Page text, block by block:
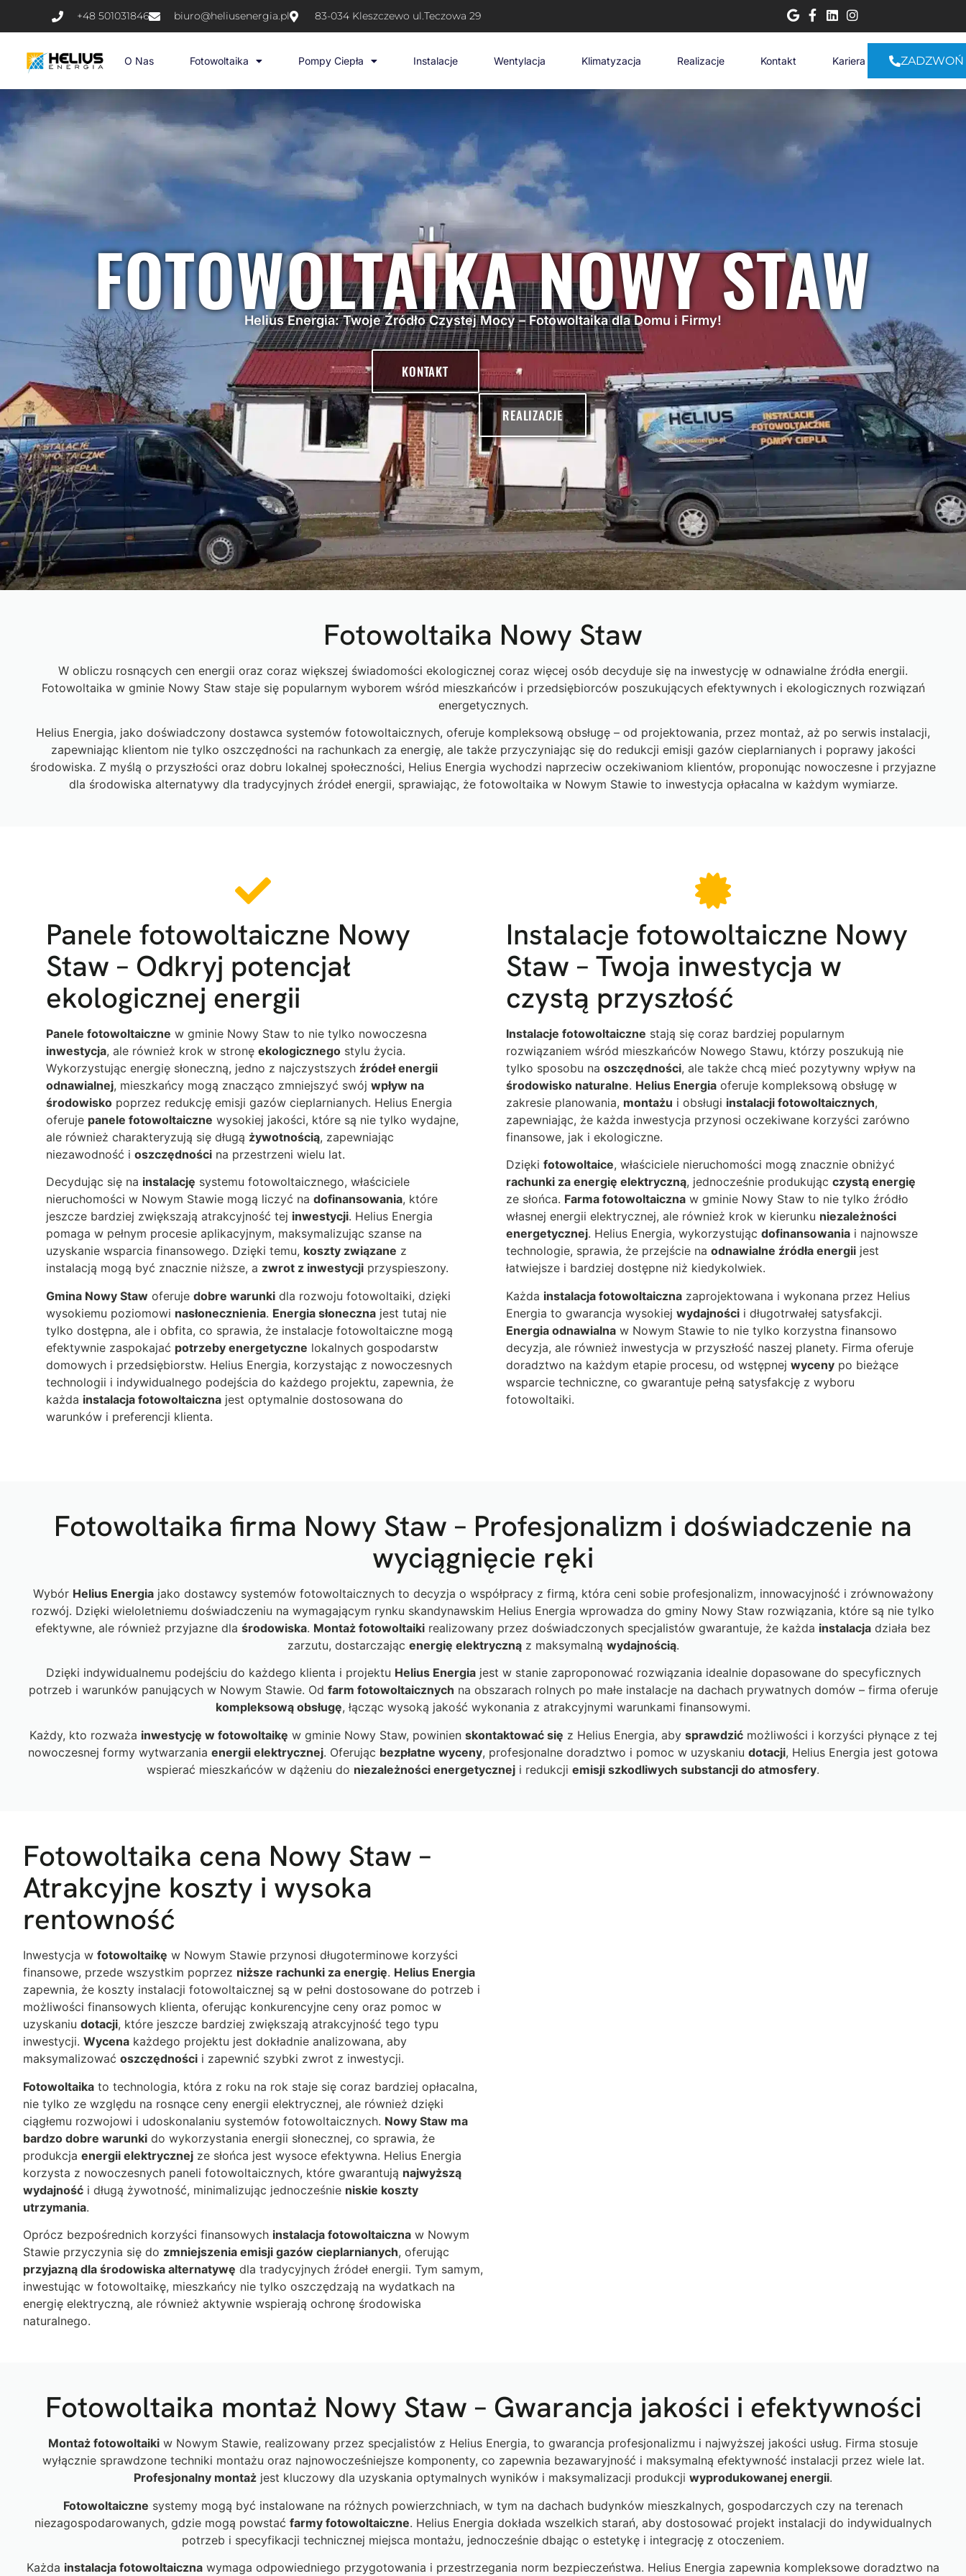
+48 501031846 biuro@heliusenergia.pl 83-034 Kleszczewo ul.Teczowa 29
O Nas Fotowoltaika Pompy Ciepła Instalacje Wentylacja Klimatyzacja Realizacje Kontakt Kariera ZADZWOŃ
FOTOWOLTAIKA NOWY STAW
Helius Energia: Twoje Źródło Czystej Mocy – Fotowoltaika dla Domu i Firmy!
KONTAKT
REALIZACJE
Fotowoltaika Nowy Staw
W obliczu rosnących cen energii oraz coraz większej świadomości ekologicznej coraz więcej osób decyduje się na inwestycję w odnawialne źródła energii.
Fotowoltaika w gminie Nowy Staw staje się popularnym wyborem wśród mieszkańców i przedsiębiorców poszukujących efektywnych i ekologicznych rozwiązań
energetycznych.
Helius Energia, jako doświadczony dostawca systemów fotowoltaicznych, oferuje kompleksową obsługę – od projektowania, przez montaż, aż po serwis instalacji,
zapewniając klientom nie tylko oszczędności na rachunkach za energię, ale także przyczyniając się do redukcji emisji gazów cieplarnianych i poprawy jakości
środowiska. Z myślą o przyszłości oraz dobru lokalnej społeczności, Helius Energia wychodzi naprzeciw oczekiwaniom klientów, proponując nowoczesne i przyjazne
dla środowiska alternatywy dla tradycyjnych źródeł energii, sprawiając, że fotowoltaika w Nowym Stawie to inwestycja opłacalna w każdym wymiarze.
Panele fotowoltaiczne Nowy
Staw – Odkryj potencjał
ekologicznej energii
Panele fotowoltaiczne w gminie Nowy Staw to nie tylko nowoczesna
inwestycja, ale również krok w stronę ekologicznego stylu życia.
Wykorzystując energię słoneczną, jedno z najczystszych źródeł energii
odnawialnej, mieszkańcy mogą znacząco zmniejszyć swój wpływ na
środowisko poprzez redukcję emisji gazów cieplarnianych. Helius Energia
oferuje panele fotowoltaiczne wysokiej jakości, które są nie tylko wydajne,
ale również charakteryzują się długą żywotnością, zapewniając
niezawodność i oszczędności na przestrzeni wielu lat.
Decydując się na instalację systemu fotowoltaicznego, właściciele
nieruchomości w Nowym Stawie mogą liczyć na dofinansowania, które
jeszcze bardziej zwiększają atrakcyjność tej inwestycji. Helius Energia
pomaga w pełnym procesie aplikacyjnym, maksymalizując szanse na
uzyskanie wsparcia finansowego. Dzięki temu, koszty związane z
instalacją mogą być znacznie niższe, a zwrot z inwestycji przyspieszony.
Gmina Nowy Staw oferuje dobre warunki dla rozwoju fotowoltaiki, dzięki
wysokiemu poziomowi nasłonecznienia. Energia słoneczna jest tutaj nie
tylko dostępna, ale i obfita, co sprawia, że instalacje fotowoltaiczne mogą
efektywnie zaspokajać potrzeby energetyczne lokalnych gospodarstw
domowych i przedsiębiorstw. Helius Energia, korzystając z nowoczesnych
technologii i indywidualnego podejścia do każdego projektu, zapewnia, że
każda instalacja fotowoltaiczna jest optymalnie dostosowana do
warunków i preferencji klienta.
Instalacje fotowoltaiczne Nowy
Staw – Twoja inwestycja w
czystą przyszłość
Instalacje fotowoltaiczne stają się coraz bardziej popularnym
rozwiązaniem wśród mieszkańców Nowego Stawu, którzy poszukują nie
tylko sposobu na oszczędności, ale także chcą mieć pozytywny wpływ na
środowisko naturalne. Helius Energia oferuje kompleksową obsługę w
zakresie planowania, montażu i obsługi instalacji fotowoltaicznych,
zapewniając, że każda inwestycja przynosi oczekiwane korzyści zarówno
finansowe, jak i ekologiczne.
Dzięki fotowoltaice, właściciele nieruchomości mogą znacznie obniżyć
rachunki za energię elektryczną, jednocześnie produkując czystą energię
ze słońca. Farma fotowoltaiczna w gminie Nowy Staw to nie tylko źródło
własnej energii elektrycznej, ale również krok w kierunku niezależności
energetycznej. Helius Energia, wykorzystując dofinansowania i najnowsze
technologie, sprawia, że przejście na odnawialne źródła energii jest
łatwiejsze i bardziej dostępne niż kiedykolwiek.
Każda instalacja fotowoltaiczna zaprojektowana i wykonana przez Helius
Energia to gwarancja wysokiej wydajności i długotrwałej satysfakcji.
Energia odnawialna w Nowym Stawie to nie tylko korzystna finansowo
decyzja, ale również inwestycja w przyszłość naszej planety. Firma oferuje
doradztwo na każdym etapie procesu, od wstępnej wyceny po bieżące
wsparcie techniczne, co gwarantuje pełną satysfakcję z wyboru
fotowoltaiki.
Fotowoltaika firma Nowy Staw – Profesjonalizm i doświadczenie na
wyciągnięcie ręki
Wybór Helius Energiajako dostawcy systemów fotowoltaicznych to decyzja o współpracy z firmą, która ceni sobie profesjonalizm, innowacyjność i zrównoważony
rozwój. Dzięki wieloletniemu doświadczeniu na wymagającym rynku skandynawskim Helius Energia wprowadza do gminy Nowy Staw rozwiązania, które są nie tylko
efektywne, ale również przyjazne dla środowiska. Montaż fotowoltaiki realizowany przez doświadczonych specjalistów gwarantuje, że każda instalacja działa bez
zarzutu, dostarczając energię elektrycznąz maksymalną wydajnością.
Dzięki indywidualnemu podejściu do każdego klienta i projektu Helius Energiajest w stanie zaproponować rozwiązania idealnie dopasowane do specyficznych
potrzeb i warunków panujących w Nowym Stawie. Od farm fotowoltaicznych na obszarach rolnych po małe instalacje na dachach prywatnych domów – firma oferuje
kompleksową obsługę, łącząc wysoką jakość wykonania z atrakcyjnymi warunkami finansowymi.
Każdy, kto rozważa inwestycję w fotowoltaikę w gminie Nowy Staw, powinien skontaktować się z Helius Energia, aby sprawdzićmożliwości i korzyści płynące z tej
nowoczesnej formy wytwarzania energii elektrycznej. Oferując bezpłatne wyceny, profesjonalne doradztwo i pomoc w uzyskaniu dotacji, Helius Energia jest gotowa
wspierać mieszkańców w dążeniu do niezależności energetycznej i redukcji emisji szkodliwych substancji do atmosfery.
Fotowoltaika cena Nowy Staw –
Atrakcyjne koszty i wysoka
rentowność
Inwestycja w fotowoltaikę w Nowym Stawie przynosi długoterminowe korzyści
finansowe, przede wszystkim poprzez niższe rachunki za energię. Helius Energia
zapewnia, że koszty instalacji fotowoltaicznej są w pełni dostosowane do potrzeb i
możliwości finansowych klienta, oferując konkurencyjne ceny oraz pomoc w
uzyskaniu dotacji, które jeszcze bardziej zwiększają atrakcyjność tego typu
inwestycji. Wycena każdego projektu jest dokładnie analizowana, aby
maksymalizować oszczędności i zapewnić szybki zwrot z inwestycji.
Fotowoltaika to technologia, która z roku na rok staje się coraz bardziej opłacalna,
nie tylko ze względu na rosnące ceny energii elektrycznej, ale również dzięki
ciągłemu rozwojowi i udoskonalaniu systemów fotowoltaicznych. Nowy Staw ma
bardzo dobre warunki do wykorzystania energii słonecznej, co sprawia, że
produkcja energii elektrycznej ze słońca jest wysoce efektywna. Helius Energia
korzysta z nowoczesnych paneli fotowoltaicznych, które gwarantują najwyższą
wydajność i długą żywotność, minimalizując jednocześnie niskie koszty
utrzymania.
Oprócz bezpośrednich korzyści finansowych instalacja fotowoltaiczna w Nowym
Stawie przyczynia się do zmniejszenia emisji gazów cieplarnianych, oferując
przyjazną dla środowiska alternatywę dla tradycyjnych źródeł energii. Tym samym,
inwestując w fotowoltaikę, mieszkańcy nie tylko oszczędzają na wydatkach na
energię elektryczną, ale również aktywnie wspierają ochronę środowiska
naturalnego.
Fotowoltaika montaż Nowy Staw – Gwarancja jakości i efektywności
Montaż fotowoltaiki w Nowym Stawie, realizowany przez specjalistów z Helius Energia, to gwarancja profesjonalizmu i najwyższej jakości usług. Firma stosuje
wyłącznie sprawdzone techniki montażu oraz najnowocześniejsze komponenty, co zapewnia bezawaryjność i maksymalną efektywność instalacji przez wiele lat.
Profesjonalny montaż jest kluczowy dla uzyskania optymalnych wyników i maksymalizacji produkcji wyprodukowanej energii.
Fotowoltaiczne systemy mogą być instalowane na różnych powierzchniach, w tym na dachach budynków mieszkalnych, gospodarczych czy na terenach
niezagospodarowanych, gdzie mogą powstać farmy fotowoltaiczne. Helius Energia dokłada wszelkich starań, aby dostosować projekt instalacji do indywidualnych
potrzeb i specyfikacji technicznej miejsca montażu, jednocześnie dbając o estetykę i integrację z otoczeniem.
Każda instalacja fotowoltaiczna wymaga odpowiedniego przygotowania i przestrzegania norm bezpieczeństwa. Helius Energia zapewnia kompleksowe doradztwo na